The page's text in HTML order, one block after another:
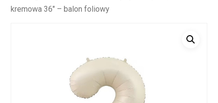
kremowa 36″ – balon foliowy